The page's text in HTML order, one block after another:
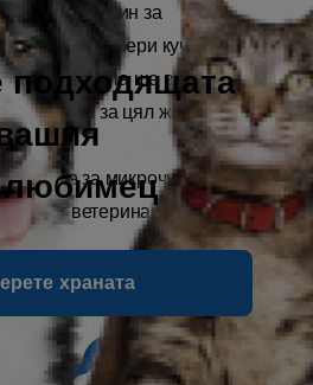
подходящата
храната
начин за
и да се намери куче.
на микрочипа ще вкара
данни за цял живот.
повече за микрочипирането,
ветеринарен лекар.